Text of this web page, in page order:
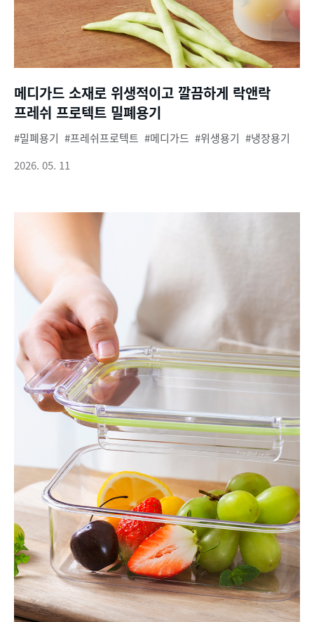
메디가드 소재로 위생적이고 깔끔하게 락앤락
프레쉬 프로텍트 밀폐용기
밀폐용기 프레쉬프로텍트 메디가드 위생용기
냉장용기
2026. 05. 11